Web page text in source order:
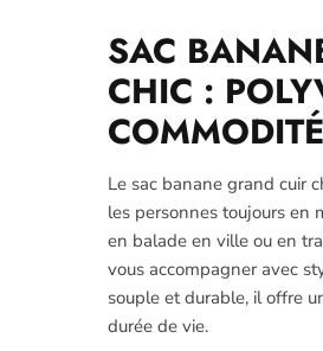
SAC
CHIC :
Le sac banane grand cuir
les personnes toujours en
en balade en ville ou en
vous accompagner avec
souple et durable, il offre
durée de vie.